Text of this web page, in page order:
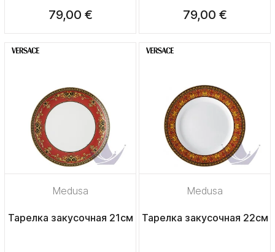
79,00 € 79,00 €
Medusa
Тарелка закусочная 21см
Medusa
Тарелка закусочная 22см